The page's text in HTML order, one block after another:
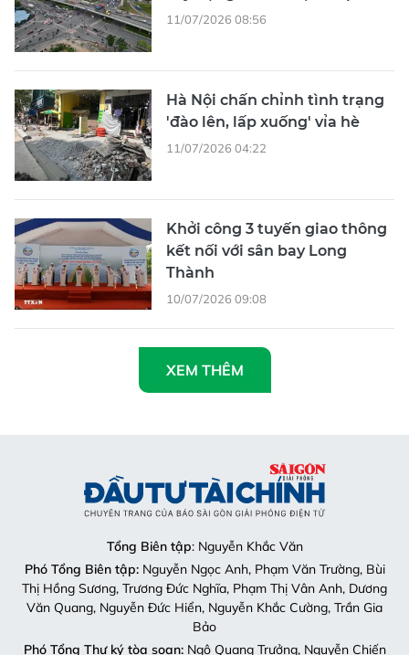
'đào lên, lấp xuống' vỉa hè
11/07/2026 04:22
kết nối với sân bay Long
Thành
10/07/2026 09:08
XEM THÊM
Tổng Biên tập
: Nguyễn Khắc Văn
Nguyễn Ngọc Anh, Phạm Văn Trường, Bùi
Thị Hồng Sương, Trương Đức Nghĩa, Phạm Thị Vân Anh, Dương
Văn Quang, Nguyễn Đức Hiển, Nguyễn Khắc Cường, Trần Gia
Bảo
Phó Tổng Thư ký tòa soạn:Ngô Quang Trưởng, Nguyễn Chiến
Dũng, Nguyễn Phước Bình
Nội dung:Trần Hải